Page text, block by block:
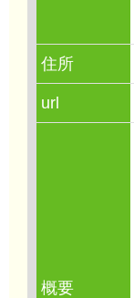
住所
url
概要